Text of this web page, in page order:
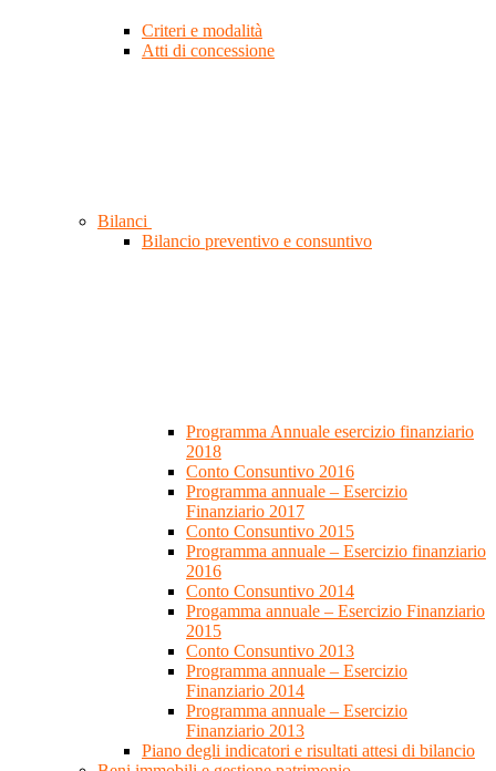
Criteri e modalità
Atti di concessione
Bilanci
Bilancio preventivo e consuntivo
Programma Annuale esercizio finanziario
2018
Conto Consuntivo 2016
Programma annuale – Esercizio
Finanziario 2017
Conto Consuntivo 2015
Programma annuale – Esercizio finanziario
2016
Conto Consuntivo 2014
Progamma annuale – Esercizio Finanziario
2015
Conto Consuntivo 2013
Programma annuale – Esercizio
Finanziario 2014
Programma annuale – Esercizio
Finanziario 2013
Piano degli indicatori e risultati attesi di bilancio